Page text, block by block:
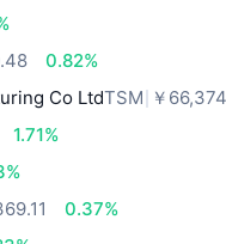
0.82%
Co LtdTSM ￥
1.71%
0.37%